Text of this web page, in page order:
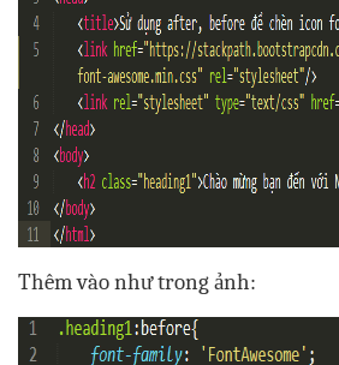
Thêm vào như trong ảnh: